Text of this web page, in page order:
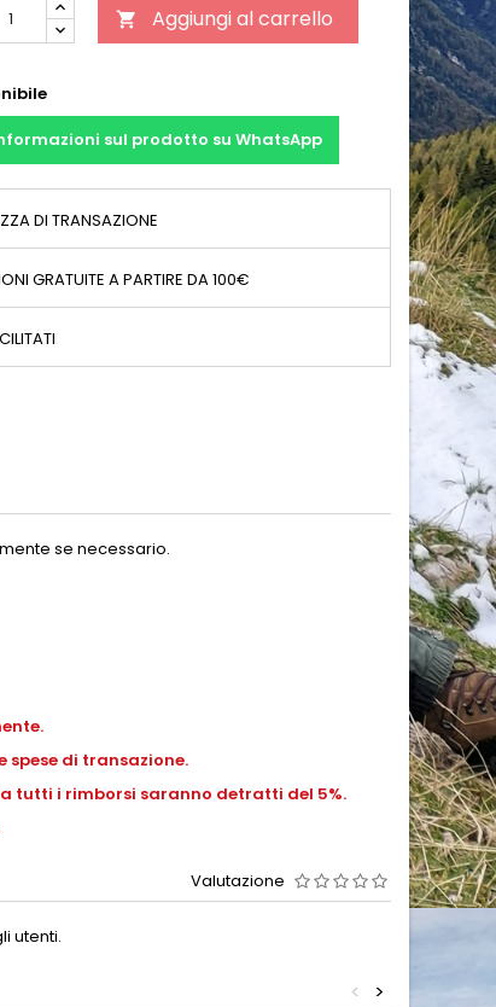
 Aggiungi al carrello
sul prodotto su WhatsApp
DI TRANSAZIONE
GRATUITE A PARTIRE DA 100€
se necessario.
spese di transazione.
tutti i rimborsi saranno detratti del 5%.
Valutazione
utenti.
>
<